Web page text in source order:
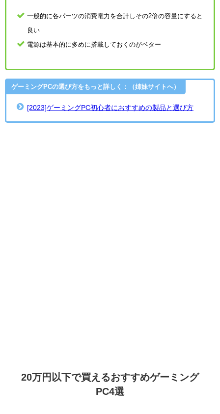
一般的に各パーツの消費電力を合計しその2倍の容量にすると
良い
電源は基本的に多めに搭載しておくのがベター
ゲーミングPCの選び方をもっと詳しく：（姉妹サイトへ）
[2023]ゲーミングPC初心者におすすめの製品と選び方
20万円以下で買えるおすすめゲーミング
PC4選